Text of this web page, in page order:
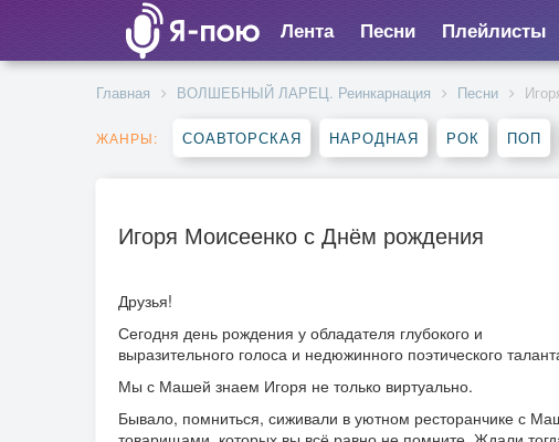
Лента Песни Плейлисты
Главная ВОЛШЕБНЫЙ ЛАРЕЦ. Реинкарнация Песни
ЖАНРЫ: СОАВТОРСКАЯ НАРОДНАЯ РОК ПОП
Игоря Моисеенко с Днём рождения
Друзья!
Сегодня день рождения у обладателя глубокого и
выразительного голоса и недюжинного поэтического
Мы с Машей знаем Игоря не только виртуально.
Бывало, помниться, сиживали в уютном ресторанчике с